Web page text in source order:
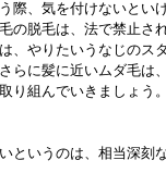
際、気を付けないとい
の脱毛は、法で禁止さ
、やりたいうなじのス
らに髪に近いムダ毛は
り組んでいきましょう。
というのは、相当深刻